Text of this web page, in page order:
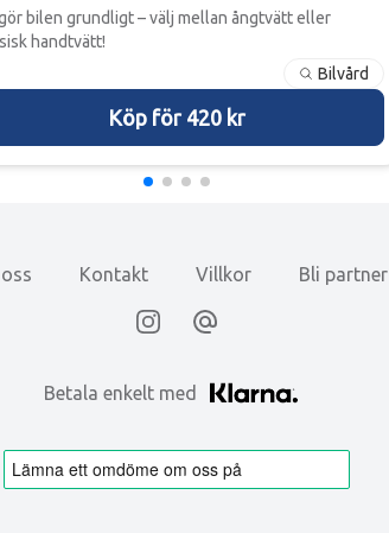
bilen grundligt – välj mellan ångtvätt eller
handtvätt!
Bilvård
Köp för 420 kr
Kontakt Villkor Bli partner
Instagram
Email
Betala enkelt med